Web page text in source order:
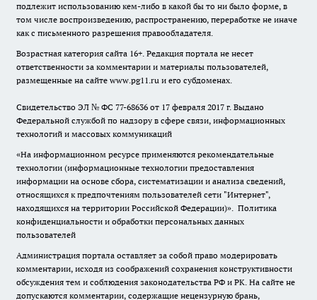
подлежит использованию кем-либо в какой бы то ни было форме, в
том числе воспроизведению, распространению, переработке не иначе
как с письменного разрешения правообладателя.
Возрастная категория сайта 16+. Редакция портала не несет
ответственности за комментарии и материалы пользователей,
размещенные на сайте www.pg11.ru и его субдоменах.
Свидетельство ЭЛ № ФС 77-68636 от 17 февраля 2017 г. Выдано
Федеральной службой по надзору в сфере связи, информационных
технологий и массовых коммуникаций
«На информационном ресурсе применяются рекомендательные
технологии (информационные технологии предоставления
информации на основе сбора, систематизации и анализа сведений,
относящихся к предпочтениям пользователей сети "Интернет",
находящихся на территории Российской Федерации)». Политика
конфиденциальности и обработки персональных данных
пользователей
Администрация портала оставляет за собой право модерировать
комментарии, исходя из соображений сохранения конструктивности
обсуждения тем и соблюдения законодательства РФ и РК. На сайте не
допускаются комментарии, содержащие нецензурную брань,